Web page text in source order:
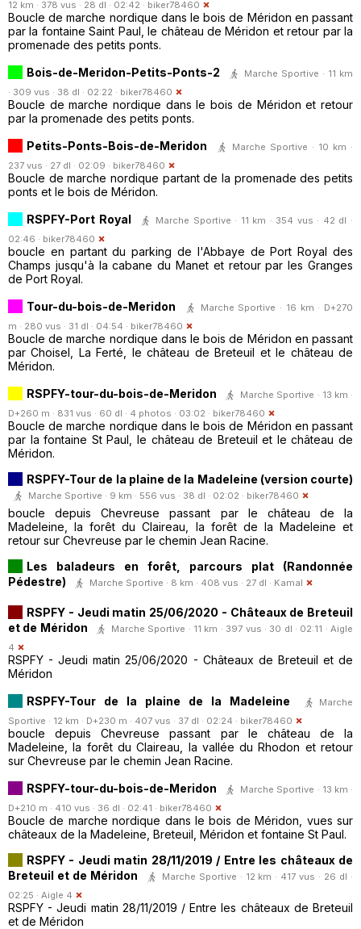
12 km · 378 vus · 28 dl · 02:42 · biker78460
Boucle de marche nordique dans le bois de Méridon en passant
par la fontaine Saint Paul, le château de Méridon et retour par la
promenade des petits ponts.
Bois-de-Meridon-Petits-Ponts-2
Marche Sportive · 11 km
· 309 vus · 38 dl · 02:22 · biker78460
Boucle de marche nordique dans le bois de Méridon et retour
par la promenade des petits ponts.
Petits-Ponts-Bois-de-Meridon
Marche Sportive · 10 km ·
237 vus · 27 dl · 02:09 · biker78460
Boucle de marche nordique partant de la promenade des petits
ponts et le bois de Méridon.
RSPFY-Port Royal
Marche Sportive · 11 km · 354 vus · 42 dl ·
02:46 · biker78460
boucle en partant du parking de l'Abbaye de Port Royal des
Champs jusqu'à la cabane du Manet et retour par les Granges
de Port Royal.
Tour-du-bois-de-Meridon
Marche Sportive · 16 km · D+270
m · 280 vus · 31 dl · 04:54 · biker78460
Boucle de marche nordique dans le bois de Méridon en passant
par Choisel, La Ferté, le château de Breteuil et le château de
Méridon.
RSPFY-tour-du-bois-de-Meridon
Marche Sportive · 13 km ·
D+260 m · 831 vus · 60 dl · 4 photos · 03:02 · biker78460
Boucle de marche nordique dans le bois de Méridon en passant
par la fontaine St Paul, le château de Breteuil et le château de
Méridon.
RSPFY-Tour de la plaine de la Madeleine (version courte)
Marche Sportive · 9 km · 556 vus · 38 dl · 02:02 · biker78460
boucle depuis Chevreuse passant par le château de la
Madeleine, la forêt du Claireau, la forêt de la Madeleine et
retour sur Chevreuse par le chemin Jean Racine.
Les baladeurs en forêt, parcours plat (Randonnée
Pédestre)
Marche Sportive · 8 km · 408 vus · 27 dl · Kamal
RSPFY - Jeudi matin 25/06/2020 - Châteaux de Breteuil
et de Méridon
Marche Sportive · 11 km · 397 vus · 30 dl · 02:11 · Aigle
4
RSPFY - Jeudi matin 25/06/2020 - Châteaux de Breteuil et de
Méridon
RSPFY-Tour de la plaine de la Madeleine
Marche
Sportive · 12 km · D+230 m · 407 vus · 37 dl · 02:24 · biker78460
boucle depuis Chevreuse passant par le château de la
Madeleine, la forêt du Claireau, la vallée du Rhodon et retour
sur Chevreuse par le chemin Jean Racine.
RSPFY-tour-du-bois-de-Meridon
Marche Sportive · 13 km ·
D+210 m · 410 vus · 36 dl · 02:41 · biker78460
Boucle de marche nordique dans le bois de Méridon, vues sur
châteaux de la Madeleine, Breteuil, Méridon et fontaine St Paul.
RSPFY - Jeudi matin 28/11/2019 / Entre les châteaux de
Breteuil et de Méridon
Marche Sportive · 12 km · 417 vus · 26 dl ·
02:25 · Aigle 4
RSPFY - Jeudi matin 28/11/2019 / Entre les châteaux de Breteuil
et de Méridon